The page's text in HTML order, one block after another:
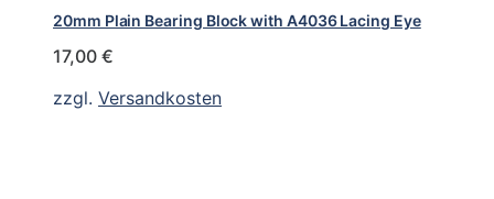
20mm Plain Bearing Block with A4036 Lacing Eye
17,00 €
zzgl. Versandkosten